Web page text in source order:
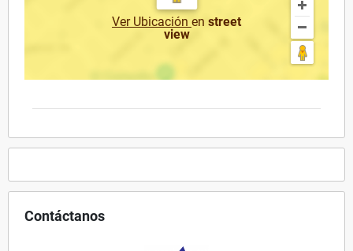
Ver Ubicación en street
view
Contáctanos